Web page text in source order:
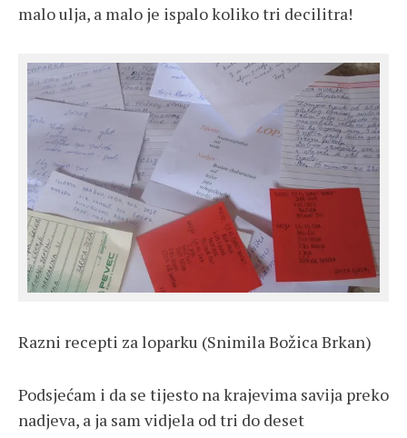
malo ulja, a malo je ispalo koliko tri decilitra!
Razni recepti za loparku (Snimila Božica Brkan)
Podsjećam i da se tijesto na krajevima savija preko
nadjeva, a ja sam vidjela od tri do deset